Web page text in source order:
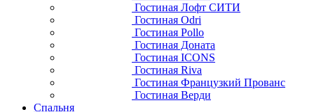
Гостиная Лофт СИТИ
Гостиная Odri
Гостиная Pollo
Гостиная Доната
Гостиная ICONS
Гостиная Riva
Гостиная Французкий Прованс
Гостиная Верди
Спальня